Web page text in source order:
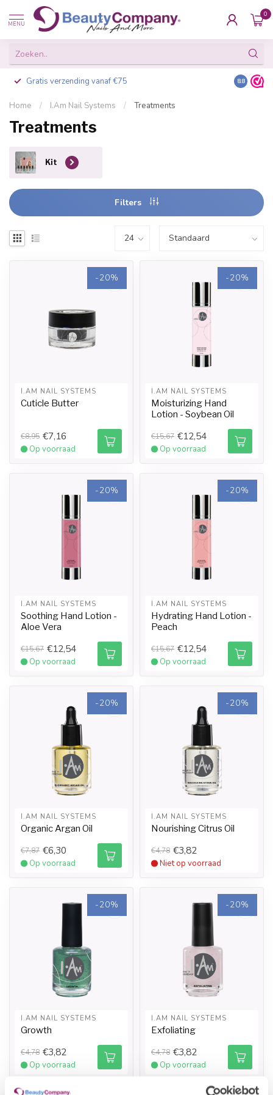
MENU
0
Besteld voor 16:00, vandaag verzonden 8.8
Home / I.Am Nail Systems / Treatments
Treatments
Kit
Filters
-20%
I.AM NAIL SYSTEMS
Cuticle Butter
€8,95 €7,16
Op voorraad
-20%
I.AM NAIL SYSTEMS
Moisturizing Hand
Lotion - Soybean Oil
€15,67 €12,54
Op voorraad
-20%
I.AM NAIL SYSTEMS
Soothing Hand Lotion -
Aloe Vera
€15,67 €12,54
Op voorraad
-20%
I.AM NAIL SYSTEMS
Hydrating Hand Lotion -
Peach
€15,67 €12,54
Op voorraad
-20%
I.AM NAIL SYSTEMS
Organic Argan Oil
€7,87 €6,30
Op voorraad
-20%
I.AM NAIL SYSTEMS
Nourishing Citrus Oil
€4,78 €3,82
Niet op voorraad
-20%
I.AM NAIL SYSTEMS
Growth
€4,78 €3,82
Op voorraad
-20%
I.AM NAIL SYSTEMS
Exfoliating
€4,78 €3,82
Op voorraad